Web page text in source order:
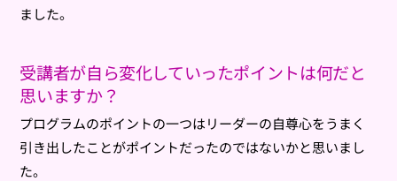
ました。
受講者が自ら変化していったポイントは何だと
思いますか？
プログラムのポイントの一つはリーダーの自尊心をうまく
引き出したことがポイントだったのではないかと思いまし
た。